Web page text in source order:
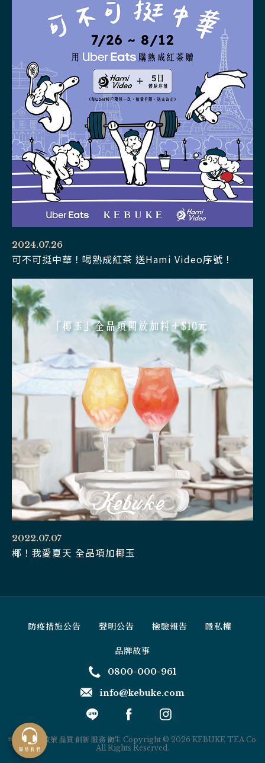
餐
2024.07.26
可不可挺中華！喝熟成紅茶 送Hami Video序號！
2022.07.07
椰！我愛夏天 全品項加椰玉
防疫措施公告 聲明公告 檢驗報告 隱私權
品牌故事
0800-000-961
info@kebuke.com
可不可品質政策 品質 創新 服務 衛生 Copyright © 2026 KEBUKE TEA Co.
All Rights Reserved.